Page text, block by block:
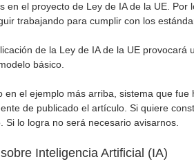
en el proyecto de Ley de IA de la UE. Por
trabajando para cumplir con los
de la Ley de IA de la UE provocará
básico.
en el ejemplo más arriba, sistema que
de publicado el artículo. Si quiere
Si lo logra no será necesario avisarnos.
Inteligencia Artificial (IA)